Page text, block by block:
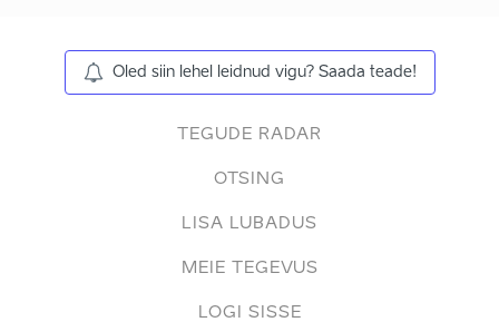
Oled siin lehel leidnud vigu? Saada teade!
TEGUDE RADAR
OTSING
LISA LUBADUS
MEIE TEGEVUS
LOGI SISSE